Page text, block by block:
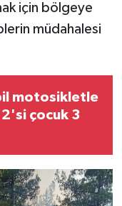
için bölgeye
müdahalesi
motosikletle
2'si çocuk 3